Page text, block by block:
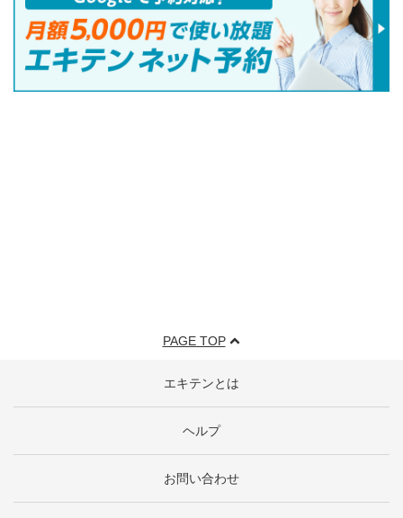
PAGE TOP
エキテンとは
ヘルプ
お問い合わせ